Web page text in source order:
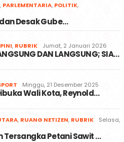
, PARLEMENTARIA, POLITIK,
Desak Gube…
, RUBRIK Jumat, 2 Januari 2026
DAN LANGSUNG; SIA…
Minggu, 21 Desember 2025
Wali Kota, Reynold…
, RUANG NETIZEN, RUBRIK
Selasa,
Tersangka Petani Sawit …